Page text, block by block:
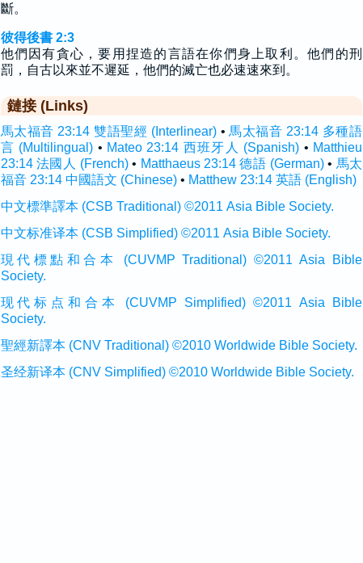
斷。
彼得後書 2:3
他們因有貪心，要用捏造的言語在你們身上取利。他們的刑
罰，自古以來並不遲延，他們的滅亡也必速速來到。
鏈接 (Links)
馬太福音 23:14 雙語聖經 (Interlinear) • 馬太福音 23:14 多種語
言 (Multilingual) • Mateo 23:14 西班牙人 (Spanish) • Matthieu
23:14 法國人 (French)• Matthaeus 23:14 德語 (German)• 馬太
福音 23:14 中國語文 (Chinese)• Matthew 23:14 英語 (English)
中文標準譯本 (CSB Traditional) ©2011 Asia Bible Society.
中文标准译本 (CSB Simplified) ©2011 Asia Bible Society.
現代標點和合本 (CUVMP Traditional) ©2011 Asia Bible
Society.
现代标点和合本 (CUVMP Simplified) ©2011 Asia Bible
Society.
聖經新譯本 (CNV Traditional) ©2010 Worldwide Bible Society.
圣经新译本 (CNV Simplified) ©2010 Worldwide Bible Society.